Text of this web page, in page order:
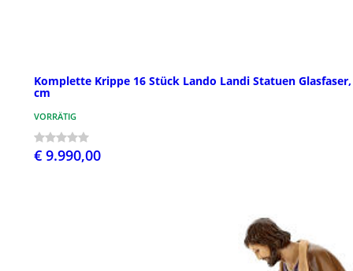
Komplette Krippe 16 Stück Lando Landi Statuen
cm
VORRÄTIG
€ 9.990,00